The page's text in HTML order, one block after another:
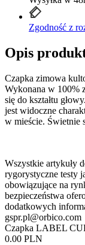
Zgodność z
Opis
Czapka zimowa
Wykonana w 100%
się do kształtu
jest widoczne
w mieście. Świetnie
Wszystkie artykuły
rygorystyczne testy
obowiązujące na
bezpieczeństwa
dodatkowych
gspr.pl@orbico.com
Czapka LABEL
0.00 PLN